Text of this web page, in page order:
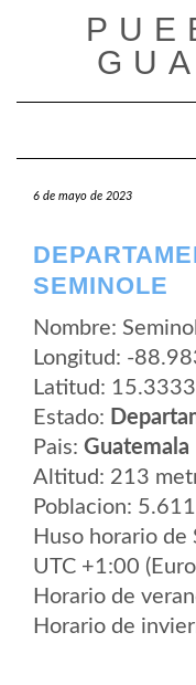
6 de mayo de 2023
SEMINOLE
Nombre:
Longitud: -
Latitud:
Estado:
Pais: Guatemala
Altitud: 213
Poblacion: 5.611
Huso horario de
UTC +1:00
Horario de
Horario de